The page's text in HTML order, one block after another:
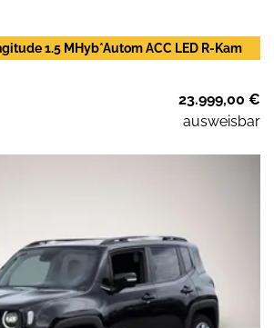
1.5 MHyb*Autom ACC LED R-Kam
23.999,00 €
ausweisbar